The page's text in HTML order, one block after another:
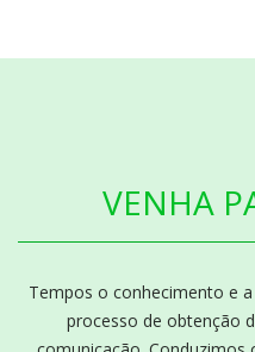
VENHA
Tempos o conhecimento e
processo de obtenção